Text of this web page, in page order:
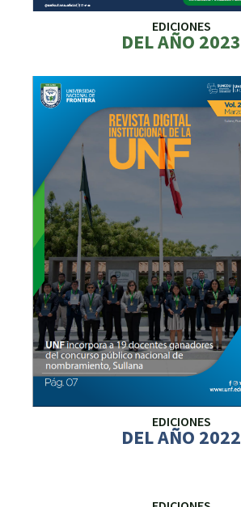
EDICIONES
DEL AÑO 2023
EDICIONES
DEL AÑO 2022